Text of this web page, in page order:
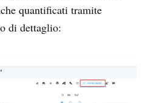
quantificati tramite
di dettaglio: